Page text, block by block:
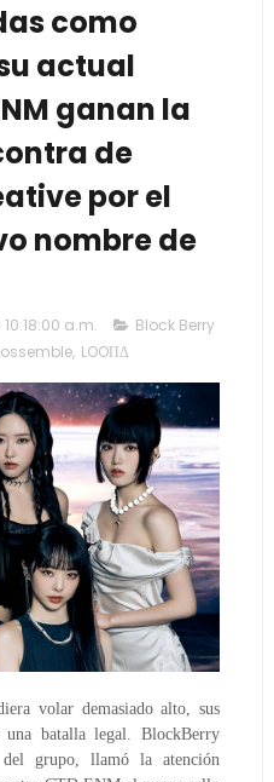
como
actual
ganan la
de
por el
nombre de
a.m.
Block Berry
, LOOΠΔ
volar demasiado alto, sus
batalla legal. BlockBerry
grupo, llamó la atención